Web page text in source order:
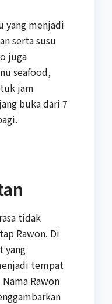
yang menjadi
serta susu
juga
seafood,
jam
buka dari 7
tidak
Rawon. Di
yang
tempat
Rawon